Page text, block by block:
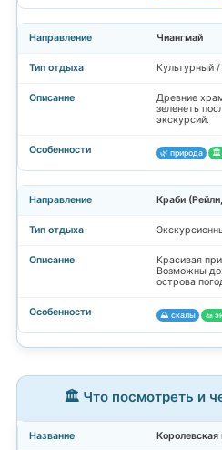
Чиангмай
Культурный
Древние
зеленеть
экскурсий.
🌿 природа 🏛️
Краби
Красивая
Возможны
острова
⛰️ скалы 🚤
🏛️ Что посмотреть и